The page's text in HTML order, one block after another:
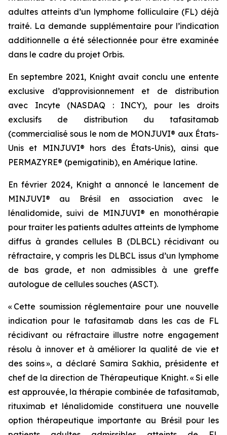
adultes atteints d’un lymphome folliculaire (FL) déjà
traité. La demande supplémentaire pour l’indication
additionnelle a été sélectionnée pour être examinée
dans le cadre du projet Orbis.
En septembre 2021, Knight avait conclu une entente
exclusive d’approvisionnement et de distribution
avec Incyte (NASDAQ : INCY), pour les droits
exclusifs de distribution du tafasitamab
(commercialisé sous le nom de MONJUVI® aux États-
Unis et MINJUVI® hors des États-Unis), ainsi que
PERMAZYRE® (pemigatinib), en Amérique latine.
En février 2024, Knight a annoncé le lancement de
MINJUVI® au Brésil en association avec le
lénalidomide, suivi de MINJUVI® en monothérapie
pour traiter les patients adultes atteints de lymphome
diffus à grandes cellules B (DLBCL) récidivant ou
réfractaire, y compris les DLBCL issus d’un lymphome
de bas grade, et non admissibles à une greffe
autologue de cellules souches (ASCT).
« Cette soumission réglementaire pour une nouvelle
indication pour le tafasitamab dans les cas de FL
récidivant ou réfractaire illustre notre engagement
résolu à innover et à améliorer la qualité de vie et
des soins », a déclaré Samira Sakhia, présidente et
chef de la direction de Thérapeutique Knight. « Si elle
est approuvée, la thérapie combinée de tafasitamab,
rituximab et lénalidomide constituera une nouvelle
option thérapeutique importante au Brésil pour les